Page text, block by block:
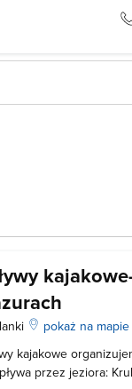
pokaż na mapie
kajakowe
przez jeziora: